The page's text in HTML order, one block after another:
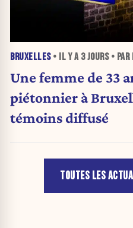
BRUXELLES• IL Y A 3 JOURS• PAR
Une femme de 33
piétonnier à
témoins diffusé
TOUTES LES